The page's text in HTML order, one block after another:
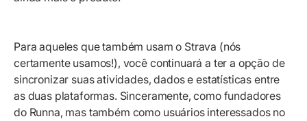
Para aqueles que também usam o Strava (nós
certamente usamos!), você continuará a ter a opção de
sincronizar suas atividades, dados e estatísticas entre
as duas plataformas. Sinceramente, como fundadores
do Runna, mas também como usuários interessados no